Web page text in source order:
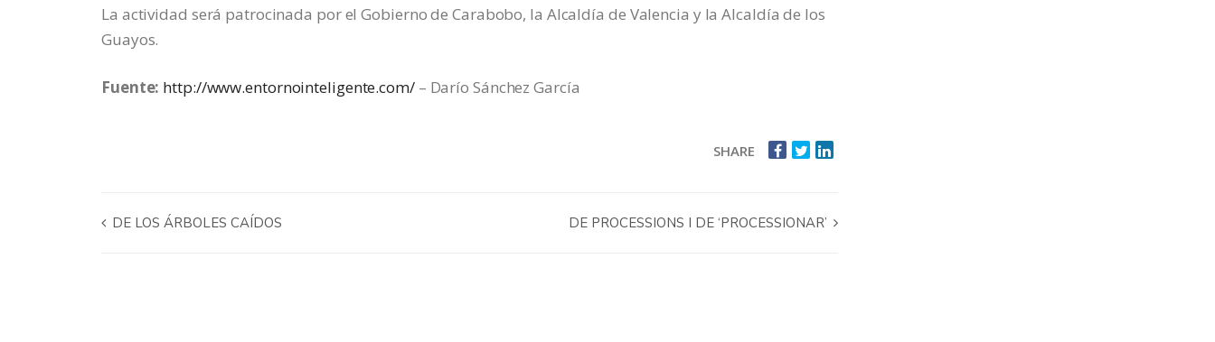
La actividad será patrocinada por el Gobierno de Carabobo, la Alcaldía de Valencia y la Alcaldía de los
Guayos.
Fuente: http://www.entornointeligente.com/– Darío Sánchez García
SHARE
DE LOS ÁRBOLES CAÍDOS DE PROCESSIONS I DE ‘PROCESSIONAR’